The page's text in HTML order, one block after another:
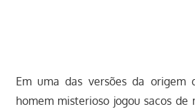
Em uma das versões da origem
homem misterioso jogou sacos de